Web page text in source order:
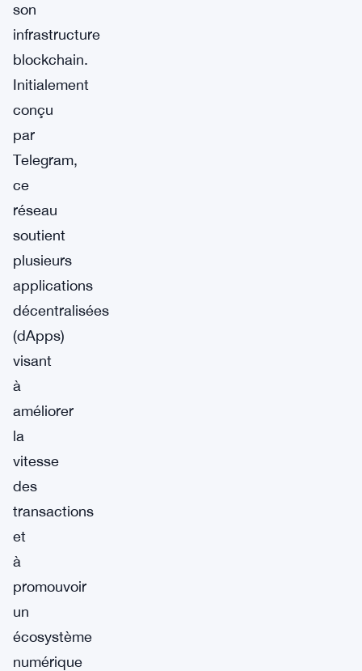
son
infrastructure
blockchain.
Initialement
conçu
par
Telegram,
ce
réseau
soutient
plusieurs
applications
décentralisées
(dApps)
visant
à
améliorer
la
vitesse
des
transactions
et
à
promouvoir
un
écosystème
numérique